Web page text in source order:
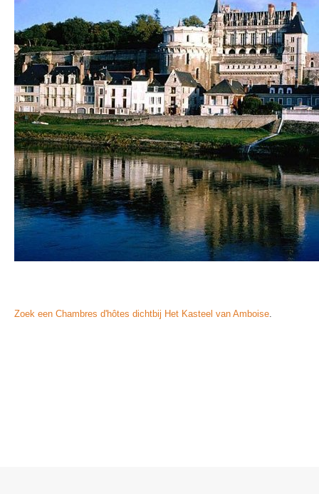
Zoek een Chambres d'hôtes dichtbij Het Kasteel van Amboise.